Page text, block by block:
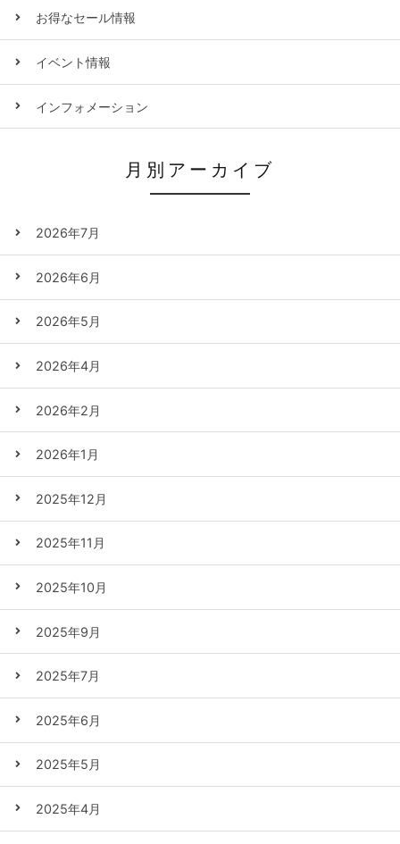
お得なセール情報
イベント情報
インフォメーション
月別アーカイブ
2026年7月
2026年6月
2026年5月
2026年4月
2026年2月
2026年1月
2025年12月
2025年11月
2025年10月
2025年9月
2025年7月
2025年6月
2025年5月
2025年4月